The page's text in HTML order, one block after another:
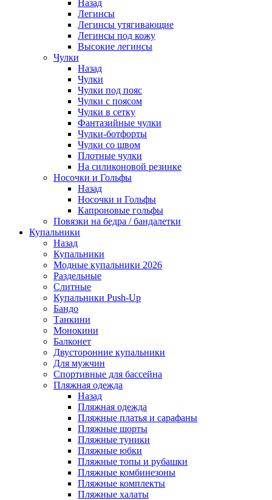
Назад
Легинсы
Легинсы утягивающие
Легинсы под кожу
Высокие легинсы
Чулки
Назад
Чулки
Чулки под пояс
Чулки с поясом
Чулки в сетку
Фантазийные чулки
Чулки-ботфорты
Чулки со швом
Плотные чулки
На силиконовой резинке
Носочки и Гольфы
Назад
Носочки и Гольфы
Капроновые гольфы
Повязки на бедра / бандалетки
Купальники
Назад
Купальники
Модные купальники 2026
Раздельные
Слитные
Купальники Push-Up
Бандо
Танкини
Монокини
Балконет
Двусторонние купальники
Для мужчин
Спортивные для бассейна
Пляжная одежда
Назад
Пляжная одежда
Пляжные платья и сарафаны
Пляжные шорты
Пляжные туники
Пляжные юбки
Пляжные топы и рубашки
Пляжные комбинезоны
Пляжные комплекты
Пляжные халаты